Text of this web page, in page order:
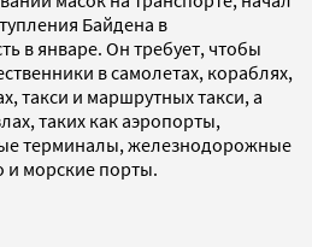
Байдена в
в январе. Он требует, чтобы
в самолетах, кораблях,
такси и маршрутных такси, а
таких как аэропорты,
терминалы, железнодорожные
и морские порты.